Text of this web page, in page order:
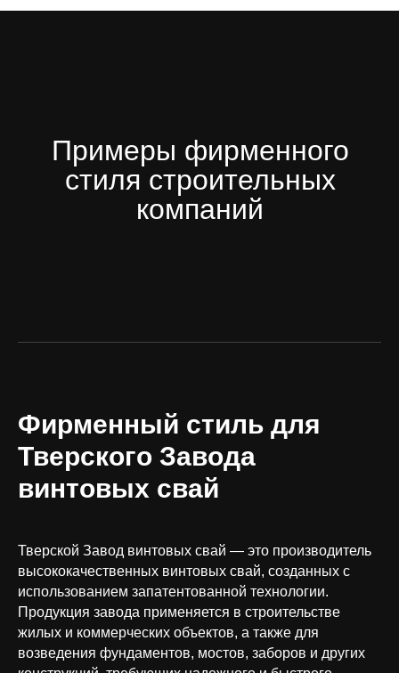
Фирменный стиль для
Тверского Завода
винтовых свай
Тверской Завод винтовых свай — это производитель
высококачественных винтовых свай, созданных с
использованием запатентованной технологии.
Продукция завода применяется в строительстве
жилых и коммерческих объектов, а также для
возведения фундаментов, мостов, заборов и других